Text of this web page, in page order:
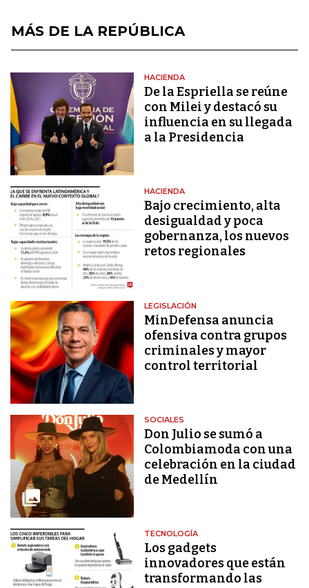
MÁS DE LA REPÚBLICA
HACIENDA
De la Espriella se reúne
con Milei y destacó su
influencia en su llegada
a la Presidencia
HACIENDA
Bajo crecimiento, alta
desigualdad y poca
gobernanza, los nuevos
retos regionales
LEGISLACIÓN
MinDefensa anuncia
ofensiva contra grupos
criminales y mayor
control territorial
SOCIALES
Don Julio se sumó a
Colombiamoda con una
celebración en la ciudad
de Medellín
TECNOLOGÍA
Los gadgets
innovadores que están
transformando las